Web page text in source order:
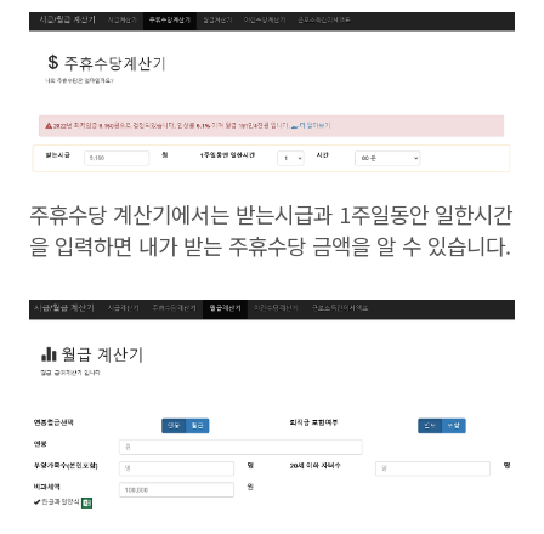
주휴수당 계산기에서는 받는시급과 1주일동안 일한시간
을 입력하면 내가 받는 주휴수당 금액을 알 수 있습니다.